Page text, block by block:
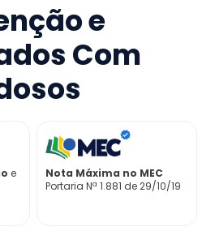
e
Com
e
Nota Máxima no MEC
Portaria Nª 1.881 de 29/10/19